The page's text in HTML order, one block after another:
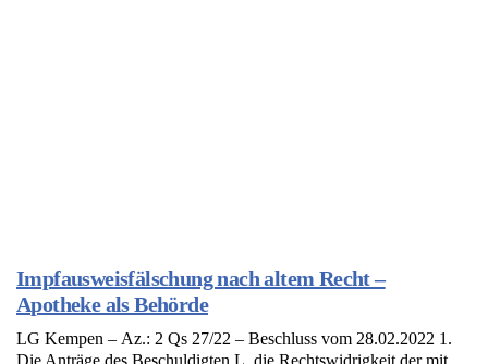
Impfausweisfälschung nach altem Recht –
Apotheke als Behörde
LG Kempen – Az.: 2 Qs 27/22 – Beschluss vom 28.02.2022 1.
Die Anträge des Beschuldigten L, die Rechtswidrigkeit der mit